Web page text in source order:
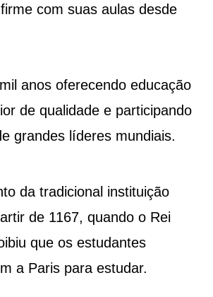
com suas aulas desde
anos oferecendo educação
de qualidade e participando
grandes líderes mundiais.
da tradicional instituição
de 1167, quando o Rei
que os estudantes
a Paris para estudar.